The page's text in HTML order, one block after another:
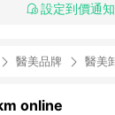
設定到價通知
醫美品牌 醫美
online